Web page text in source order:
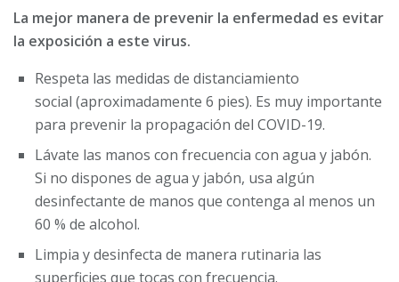
La mejor manera de prevenir la enfermedad es evitar
la exposición a este virus.
Respeta las medidas de distanciamiento
social (aproximadamente 6 pies). Es muy importante
para prevenir la propagación del COVID-19.
Lávate las manos con frecuencia con agua y jabón.
Si no dispones de agua y jabón, usa algún
desinfectante de manos que contenga al menos un
60 % de alcohol.
Limpia y desinfecta de manera rutinaria las
superficies que tocas con frecuencia.